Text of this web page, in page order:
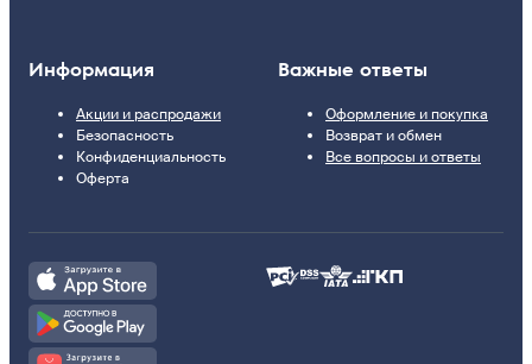
Информация
Акции и распродажи
Безопасность
Конфиденциальность
Оферта
Важные ответы
Оформление и покупка
Возврат и обмен
Все вопросы и ответы